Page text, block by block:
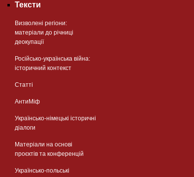
Тексти
Визволені регіони:
матеріали до річниці
деокупації
Російсько-українська війна:
історичний контекст
Статті
АнтиМіф
Українсько-німецькі історичні
діалоги
Матеріали на основі
проєктів та конференцій
Українсько-польські